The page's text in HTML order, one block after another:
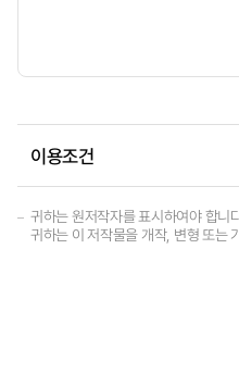
이용조건
귀하는 원저작자를 표시하여야 합니
귀하는 이 저작물을 개작, 변형 또는